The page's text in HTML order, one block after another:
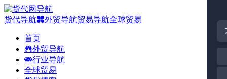
货代导航 外贸导航贸易导航全球贸易
首页
外贸导航
行业导航
全球贸易